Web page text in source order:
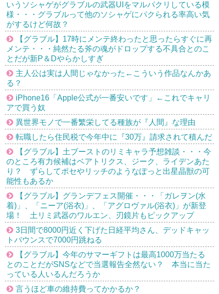
いうソシャゲがグラブルの武器UIをマルパクリしている模
様・・・グラブルって他のソシャゲにパクられる率高い気
がするけど何故？
【グラブル】17時にメンテ終わったと思ったらすぐに再
メンテ・・・純然たる斧の魂がドロップする不具合とのこ
とだが新P＆Dやらかしすぎ
主人公は実は人間じゃなかった←こういう作品なんかあ
る？
iPhone16「Apple公式が一番安いです」←これでキャリ
アで買う奴
異世界モノで一番繁栄してる種族が『人間』な理由
転職したら住民税で今年中に『30万』請求されて積んだ
【グラブル】土ブーストのリミキャラ予想雑談・・・今
のところ有力候補はベアトリクス、ジーク、ライデンあた
り？ ずらしてポセやリッチのようなぽっと出星晶獣の可
能性もあるか
【グラブル】グランデフェス開催・・・「ガレヲン(水
着)」、「ニーア(浴衣)」、「アグロヴァル(浴衣)」が新登
場！ 土リミ武器のワルエン、刃鏡片もピックアップ
3日間で8000円近く下げた日経平均さん、デッドキャッ
トバウンスで7000円跳ねる
【グラブル】今年のサマーギフトは最高1000万当たる
とのことだがSNSなどで当選報告全然ない？ 本当に当た
っている人いるんだろうか
言うほど車の維持費ってかかるか？